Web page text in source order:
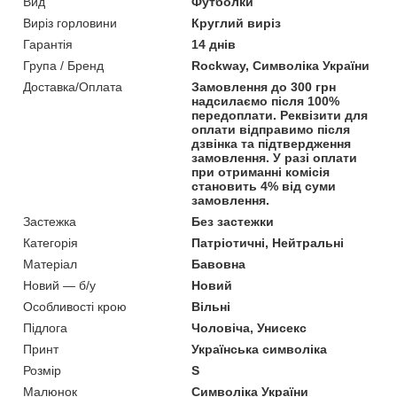
Виріз горловини
Круглий виріз
Гарантія
14 днів
Група / Бренд
Rockway, Символіка України
Доставка/Оплата
Замовлення до 300 грн
надсилаємо після 100%
передоплати. Реквізити для
оплати відправимо після
дзвінка та підтвердження
замовлення. У разі оплати
при отриманні комісія
становить 4% від суми
замовлення.
Застежка
Без застежки
Категорія
Патріотичні, Нейтральні
Матеріал
Бавовна
Новий — б/у
Новий
Особливості крою
Вільні
Підлога
Чоловіча, Унисекс
Принт
Українська символіка
Розмір
S
Малюнок
Символіка України